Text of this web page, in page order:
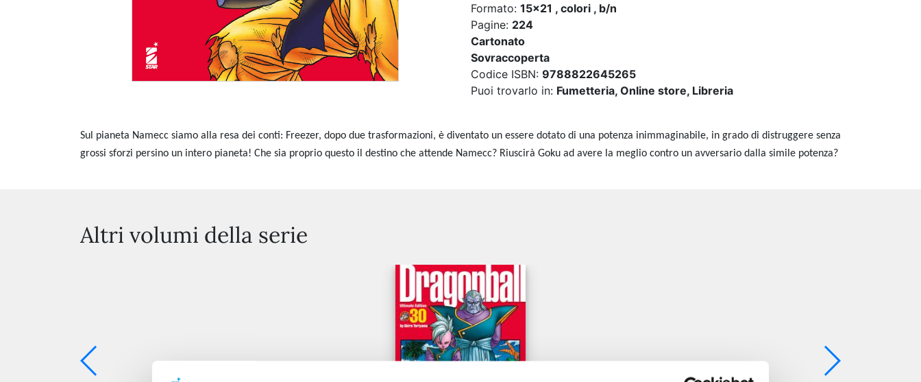
Formato: 15x21 , colori , b/n
Pagine: 224
Cartonato
Sovraccoperta
Codice ISBN: 9788822645265
Puoi trovarlo in: Fumetteria, Online store, Libreria
Sul pianeta Namecc siamo alla resa dei conti: Freezer, dopo due trasformazioni, è diventato un essere dotato di una potenza inimmaginabile, in grado di distruggere senza
grossi sforzi persino un intero pianeta! Che sia proprio questo il destino che attende Namecc? Riuscirà Goku ad avere la meglio contro un avversario dalla simile potenza?
Altri volumi della serie